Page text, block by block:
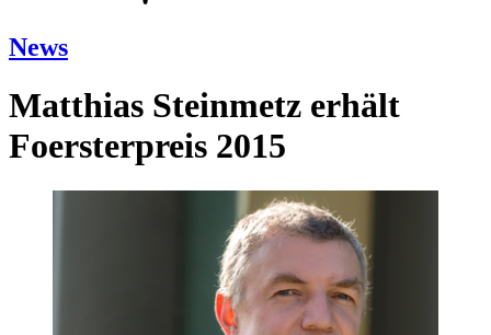
News
Matthias Steinmetz erhält
Foersterpreis 2015